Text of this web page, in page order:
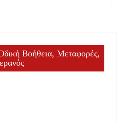
Βοήθεια, Μεταφορές,